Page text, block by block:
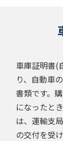
車庫証明書(
り、自動車
書類です。
になったと
は、運輸支
の交付を受